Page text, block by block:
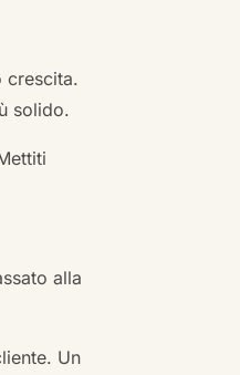
crescita.
solido.
alla
Un